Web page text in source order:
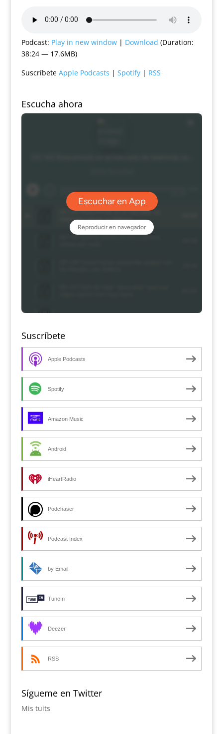
Podcast: Play in new window| Download (Duration:
38:24 — 17.6MB)
Suscríbete Apple Podcasts | Spotify| RSS
Escucha ahora
Suscríbete
Apple Podcasts
Spotify
Amazon Music
Android
iHeartRadio
Podchaser
Podcast Index
by Email
TuneIn
Deezer
RSS
Sígueme en Twitter
Mis tuits